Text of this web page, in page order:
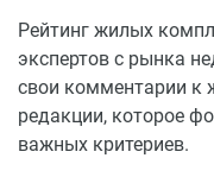
не надо ломать
показания
компания, не
Вся разводка в
трубами фирмы
Рейтинг жилых
экспертов с рынка
свои комментарии
редакции, которое
важных критериев.